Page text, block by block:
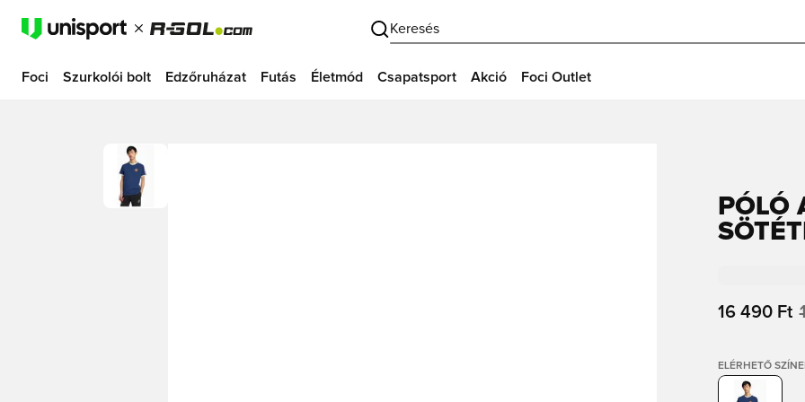
Keresés
Foci Szurkolói bolt Edzőruházat Futás Életmód Csapatsport Akció Foci Outlet
PÓLÓ
16 490 Ft
ELÉRHETŐ